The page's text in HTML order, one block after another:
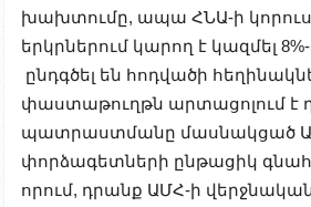
խախտումը, ապա ՀՆԱ-ի
երկրներում կարող է կազմել 8%-
ընդգծել են հոդվածի
փաստաթուղթն արտացոլում է
պատրաստմանը մասնակցած
փորձագետների ընթացիկ
որում, դրանք ԱՄՀ-ի